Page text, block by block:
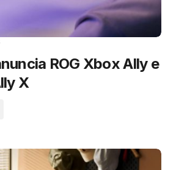
ROG Xbox Ally e
X